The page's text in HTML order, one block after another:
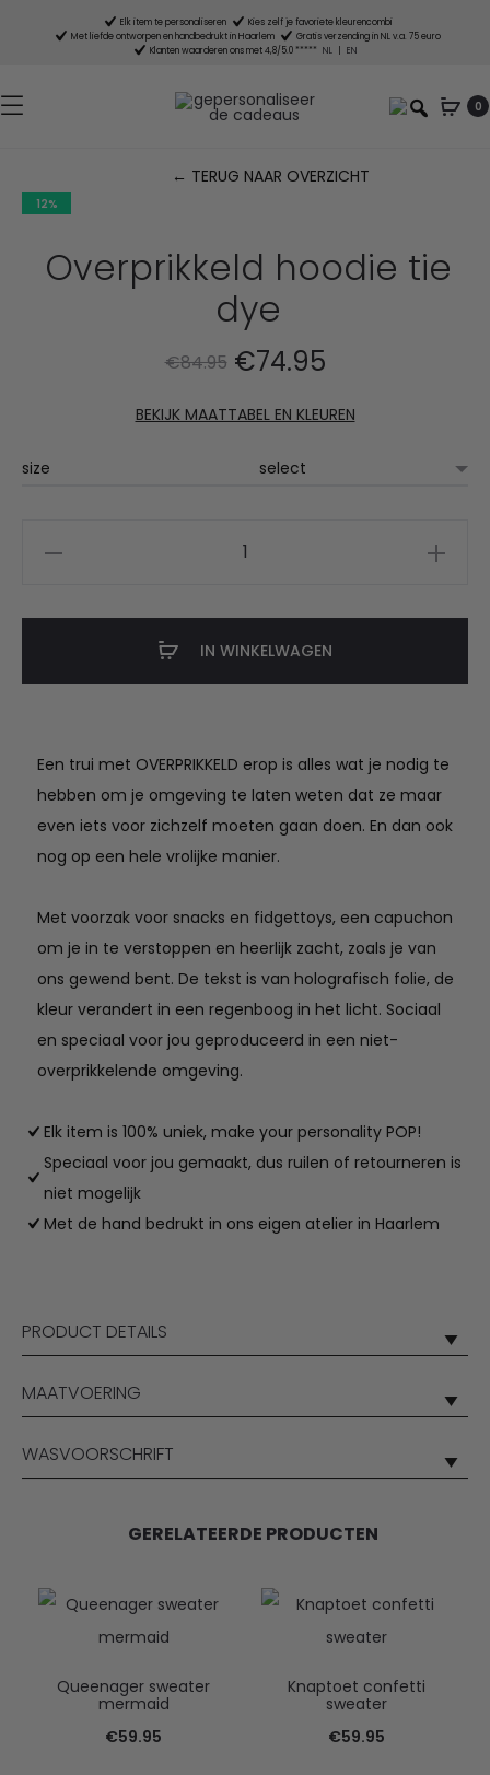
Elk item te personaliseren
Kies zelf je favoriete kleurencombi
Met liefde ontworpen en handbedrukt in Haarlem
Gratis verzending in NL v.a. 75 euro
Klanten waarderen ons met 4,8/5.0 ***** NL EN
0
← TERUG NAAR OVERZICHT
12%
Overprikkeld hoodie tie
dye
Een trui met OVERPRIKKELD erop is alles wat je nodig te
hebben om je omgeving te laten weten dat ze maar
even iets voor zichzelf moeten gaan doen. En dan ook
nog op een hele vrolijke manier.
Met voorzak voor snacks en fidgettoys, een capuchon
om je in te verstoppen en heerlijk zacht, zoals je van
ons gewend bent. De tekst is van holografisch folie, de
kleur verandert in een regenboog in het licht. Sociaal
en speciaal voor jou geproduceerd in een niet-
overprikkelende omgeving.
€84.95 Oorspronkelijke
prijs
was:
€74.95Huidige
prijs
Elk item is 100% uniek, make your personality POP!
Speciaal voor jou gemaakt, dus ruilen of retourneren is
niet mogelijk
Met de hand bedrukt in ons eigen atelier in Haarlem
BEKIJK MAATTABEL EN KLEUREN
size
IN WINKELWAGEN
PRODUCT DETAILS
MAATVOERING
WASVOORSCHRIFT
GERELATEERDE PRODUCTEN
Queenager sweater
mermaid
€59.95
Knaptoet confetti
sweater
€59.95